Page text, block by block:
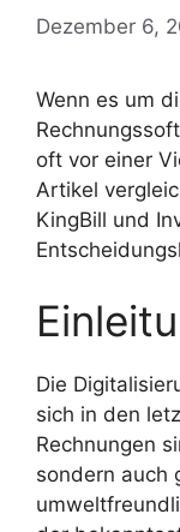
Dezember 6,
Wenn es um
oft vor einer
Artikel
KingBill und
Die
sich in den
Rechnungen
sondern auch